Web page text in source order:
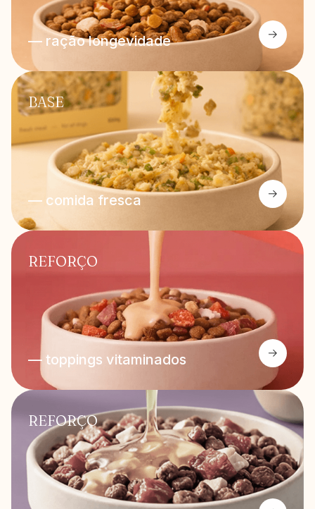
— ração longevidade
BASE
— comida fresca
REFORÇO
— toppings vitaminados
REFORÇO